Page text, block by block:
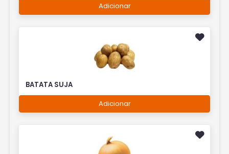
Adicionar
BATATA SUJA
Adicionar